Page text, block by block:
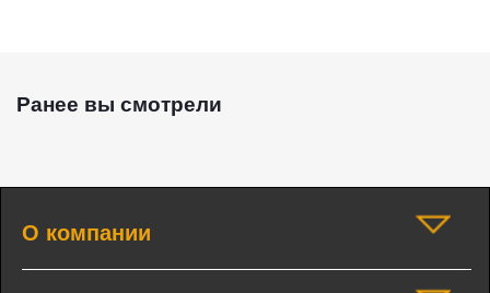
Ранее вы смотрели
О компании